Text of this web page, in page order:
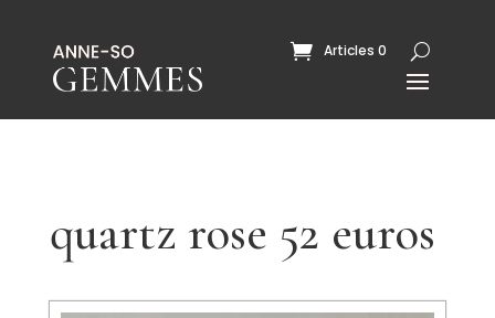
Articles 0
quartz rose 52 euros